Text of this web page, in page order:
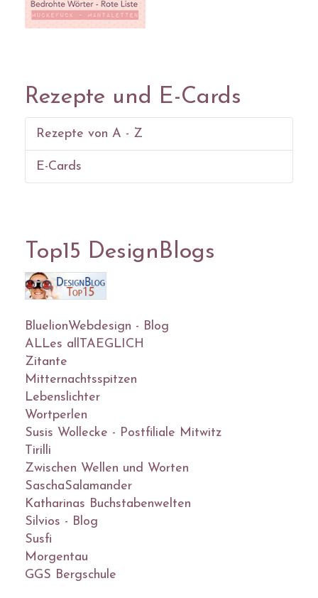
Rezepte und E-Cards
Rezepte von A - Z
E-Cards
Top15 DesignBlogs
BluelionWebdesign - Blog
ALLes allTAEGLICH
Zitante
Mitternachtsspitzen
Lebenslichter
Wortperlen
Susis Wollecke - Postfiliale Mitwitz
Tirilli
Zwischen Wellen und Worten
SaschaSalamander
Katharinas Buchstabenwelten
Silvios - Blog
Susfi
Morgentau
GGS Bergschule